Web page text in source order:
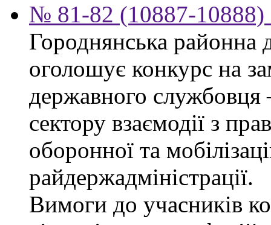
№ 81-82 (10887-10888)
Городнянська районна
оголошує конкурс на
державного службовця
сектору взаємодії з
оборонної та
райдержадміністрації.
Вимоги до учасників